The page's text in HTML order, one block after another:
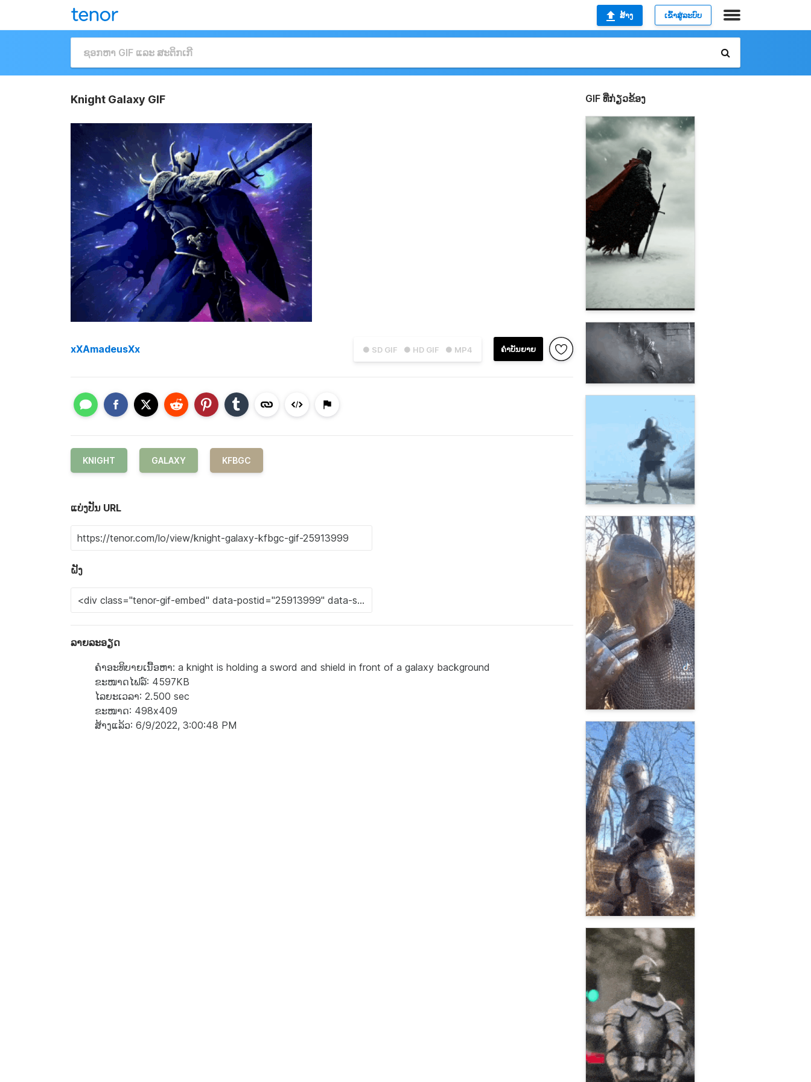
ສ້າງ ເຂົ້າສູ່ລະບົບ
Knight Galaxy GIF
● SD GIF ● HD GIF ● MP4 ຄຳບັນຍາຍ
xXAmadeusXx
KNIGHT GALAXY KFBGC
ແບ່ງປັນ URL
ຝັງ
ລາຍລະອຽດ
ຄຳອະທິບາຍເນື້ອຫາ: a knight is holding a sword and shield in front of a galaxy background
ຂະໜາດໄຟລ໌: 4597KB
ໄລຍະເວລາ: 2.500 sec
ຂະໜາດ: 498x409
ສ້າງແລ້ວ: 6/9/2022, 3:00:48 PM
GIF ທີ່ກ່ຽວຂ້ອງ